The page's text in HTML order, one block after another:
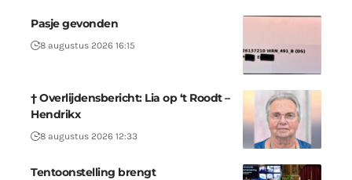
Pasje gevonden
8 augustus 2026 16:15
† Overlijdensbericht: Lia op ‘t Roodt –
Hendrikx
8 augustus 2026 12:33
Tentoonstelling brengt